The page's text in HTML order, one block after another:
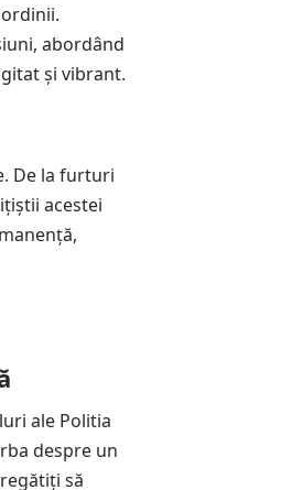
abordând
și vibrant.
De la furturi
acestei
ale Politia
despre un
să